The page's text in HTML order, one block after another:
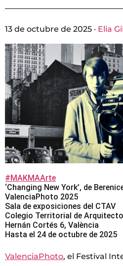
13 de octubre de 2025 · Elia
#MAKMAArte
‘Changing New York’, de
ValenciaPhoto 2025
Sala de exposiciones del CTAV
Colegio Territorial de
Hernán Cortés 6, València
Hasta el 24 de octubre de 2025
ValenciaPhoto, el Festival